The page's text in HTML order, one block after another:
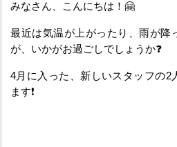
みなさん、こんにちは！🤗
最近は気温が上がったり、雨が降
が、いかがお過ごしでしょうか❓
4月に入った、新しいスタッフの2
ます❗️